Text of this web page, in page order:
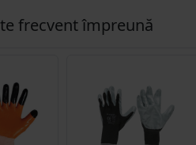
frecvent împreună